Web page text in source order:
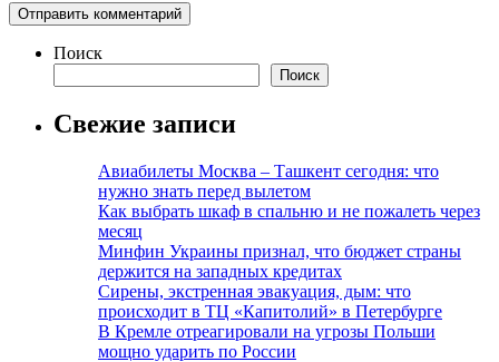
Поиск
Поиск
Свежие записи
Авиабилеты Москва – Ташкент сегодня: что
нужно знать перед вылетом
Как выбрать шкаф в спальню и не пожалеть через
месяц
Минфин Украины признал, что бюджет страны
держится на западных кредитах
Сирены, экстренная эвакуация, дым: что
происходит в ТЦ «Капитолий» в Петербурге
В Кремле отреагировали на угрозы Польши
мощно ударить по России